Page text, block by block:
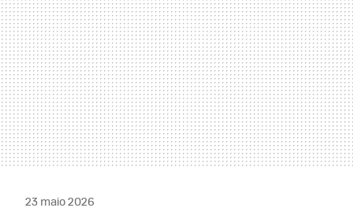
23 maio 2026